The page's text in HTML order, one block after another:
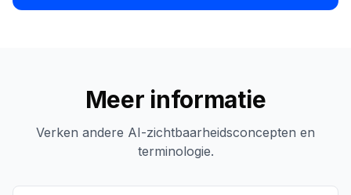
Meer informatie
Verken andere AI-zichtbaarheidsconcepten en
terminologie.